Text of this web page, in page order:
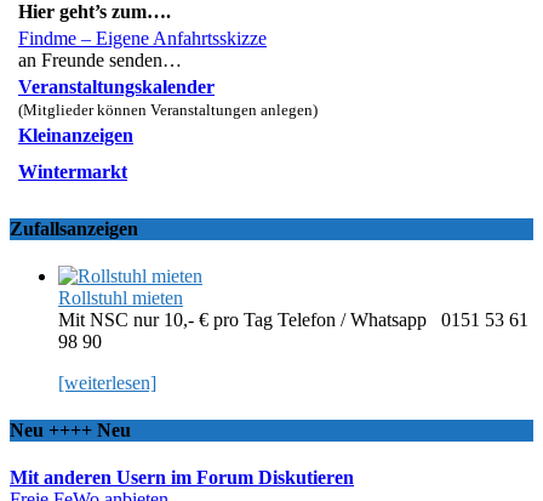
Hier geht’s zum….
Findme – Eigene Anfahrtsskizze
an Freunde senden…
Veranstaltungskalender
(Mitglieder können Veranstaltungen anlegen)
Kleinanzeigen
Wintermarkt
Zufallsanzeigen
Rollstuhl mieten
Mit NSC nur 10,- € pro Tag Telefon / Whatsapp 0151 53 61
98 90
[weiterlesen]
Neu ++++ Neu
Mit anderen Usern im Forum Diskutieren